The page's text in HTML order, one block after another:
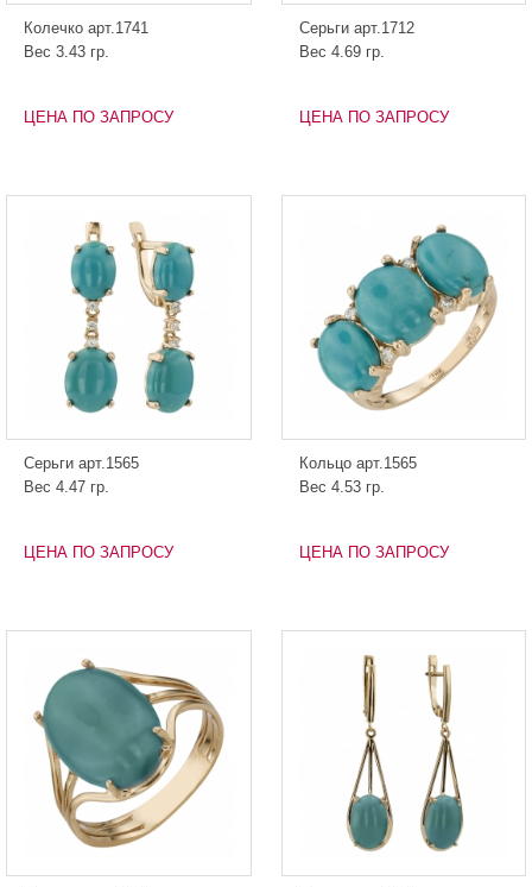
Колечко арт.1741
Вес 3.43 гр.
ЦЕНА ПО ЗАПРОСУ
Серьги арт.1712
Вес 4.69 гр.
ЦЕНА ПО ЗАПРОСУ
Серьги арт.1565
Вес 4.47 гр.
ЦЕНА ПО ЗАПРОСУ
Кольцо арт.1565
Вес 4.53 гр.
ЦЕНА ПО ЗАПРОСУ